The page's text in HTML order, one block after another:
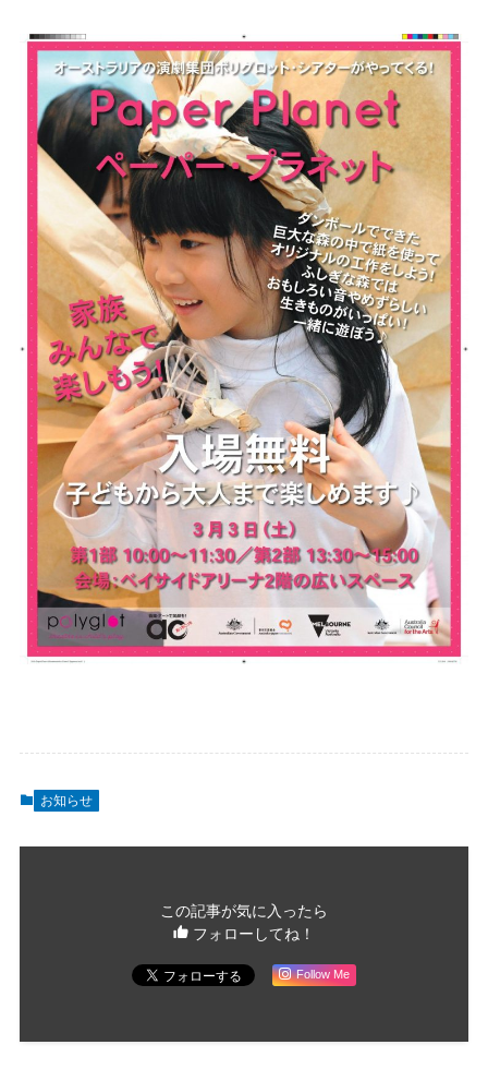
お知らせ
この記事が気に入ったら
フォローしてね！
Follow Me